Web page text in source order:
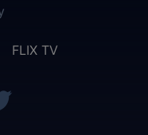
FLIX TV